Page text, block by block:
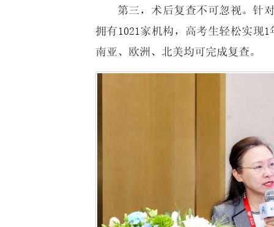
第三，术后复查不可忽视。针
拥有1021家机构，高考生轻松实现
南亚、欧洲、北美均可完成复查。